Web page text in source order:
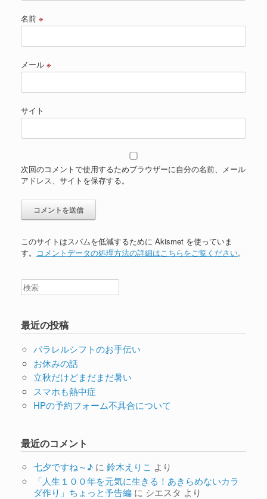
名前 ※
メール ※
サイト
次回のコメントで使用するためブラウザーに自分の名前、メール
アドレス、サイトを保存する。
このサイトはスパムを低減するために Akismet を使っていま
す。 コメントデータの処理方法の詳細はこちらをご覧ください。
最近の投稿
パラレルシフトのお手伝い
お休みの話
立秋だけどまだまだ暑い
スマホも熱中症
HPの予約フォーム不具合について
最近のコメント
七夕ですね～♪に 鈴木えりこ より
「人生１００年を元気に生きる！あきらめないカラ
ダ作り」ちょっと予告編に シエスタ より